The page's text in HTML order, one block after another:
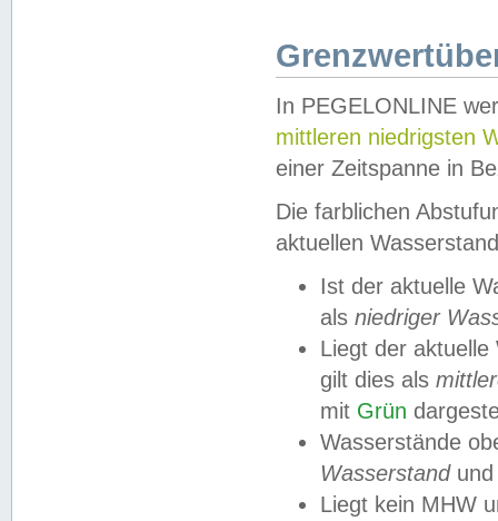
In PEGELONLINE
mittleren niedrigsten
einer Zeitspanne in
Die farblichen
aktuellen
Ist der aktuelle
als niedriger
Liegt der
gilt dies als
mit Grün
Wasserstände
Wasserstandund
Liegt kein MHW